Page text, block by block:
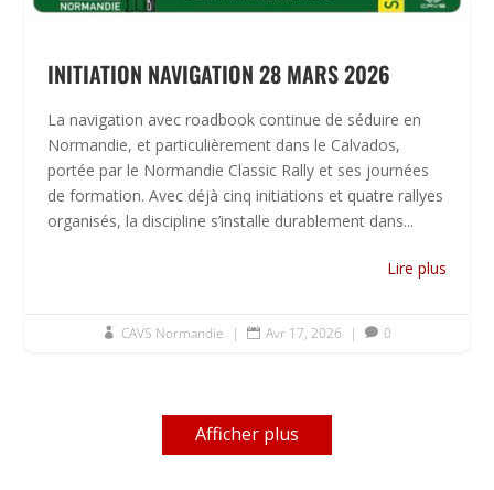
INITIATION NAVIGATION 28 MARS 2026
La navigation avec roadbook continue de séduire en
Normandie, et particulièrement dans le Calvados,
portée par le Normandie Classic Rally et ses journées
de formation. Avec déjà cinq initiations et quatre rallyes
organisés, la discipline s’installe durablement dans...
Lire plus
 CAVS Normandie |  Avr 17, 2026 |  0
Afficher plus